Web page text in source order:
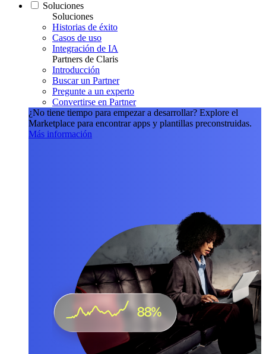
Soluciones
Soluciones
Historias de éxito
Casos de uso
Integración de IA
Partners de Claris
Introducción
Buscar un Partner
Pregunte a un experto
Convertirse en Partner
¿No tiene tiempo para empezar a desarrollar? Explore el
Marketplace para encontrar apps y plantillas preconstruidas.
Más información